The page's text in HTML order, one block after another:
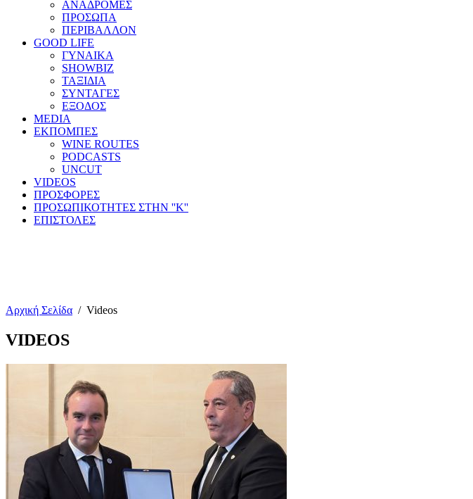
ΑΝΑΔΡΟΜΕΣ
ΠΡΟΣΩΠΑ
ΠΕΡΙΒΑΛΛΟΝ
GOOD LIFE
ΓΥΝΑΙΚΑ
SHOWBIZ
ΤΑΞΙΔΙΑ
ΣΥΝΤΑΓΕΣ
ΕΞΟΔΟΣ
MEDIA
ΕΚΠΟΜΠΕΣ
WINE ROUTES
PODCASTS
UNCUT
VIDEOS
ΠΡΟΣΦΟΡΕΣ
ΠΡΟΣΩΠΙΚΟΤΗΤΕΣ ΣΤΗΝ ''Κ''
ΕΠΙΣΤΟΛΕΣ
Αρχική Σελίδα / Videos
VIDEOS